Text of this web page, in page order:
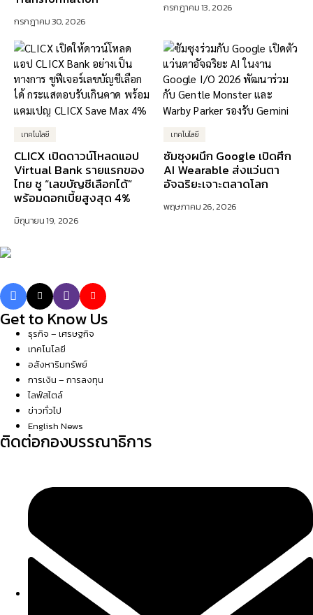
กรกฎาคม 30, 2026
กรกฎาคม 13, 2026
เทคโนโลยี
CLICX เปิดดาวน์โหลดแอป
Virtual Bank รายแรกของ
ไทย ชู “เลขบัญชีเลือกได้”
พร้อมดอกเบี้ยสูงสุด 4%
มิถุนายน 19, 2026
เทคโนโลยี
ซัมซุงผนึก Google เปิดศึก
AI Wearable ส่งแว่นตา
อัจฉริยะเจาะตลาดโลก
พฤษภาคม 26, 2026
Get to Know Us
ธุรกิจ – เศรษฐกิจ
เทคโนโลยี
อสังหาริมทรัพย์
การเงิน – การลงทุน
ไลฟ์สไตล์
ข่าวทั่วไป
English News
ติดต่อกองบรรณาธิการ